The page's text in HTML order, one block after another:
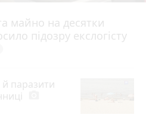
майно на десятки
підозру екслогісту
паразити